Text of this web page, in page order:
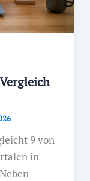
9 von
in